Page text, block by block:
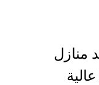
منازل